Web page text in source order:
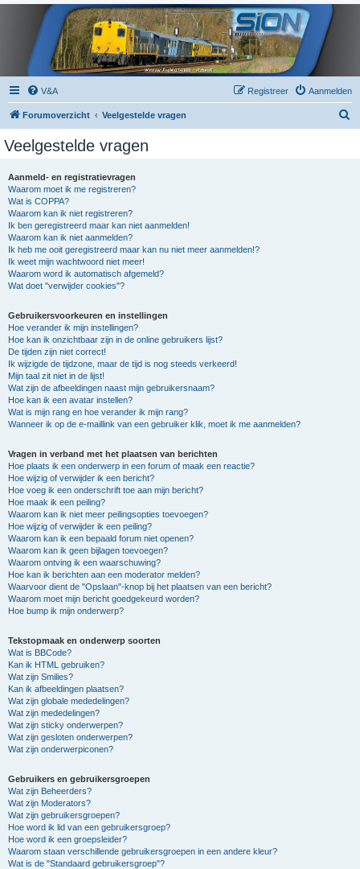
V&A Aanmelden
Registreer
Forumoverzicht Veelgestelde vragen
Veelgestelde vragen
Aanmeld- en registratievragen
Waarom moet ik me registreren?
Wat is COPPA?
Waarom kan ik niet registreren?
Ik ben geregistreerd maar kan niet aanmelden!
Waarom kan ik niet aanmelden?
Ik heb me ooit geregistreerd maar kan nu niet meer aanmelden!?
Ik weet mijn wachtwoord niet meer!
Waarom word ik automatisch afgemeld?
Wat doet "verwijder cookies"?
Gebruikersvoorkeuren en instellingen
Hoe verander ik mijn instellingen?
Hoe kan ik onzichtbaar zijn in de online gebruikers lijst?
De tijden zijn niet correct!
Ik wijzigde de tijdzone, maar de tijd is nog steeds verkeerd!
Mijn taal zit niet in de lijst!
Wat zijn de afbeeldingen naast mijn gebruikersnaam?
Hoe kan ik een avatar instellen?
Wat is mijn rang en hoe verander ik mijn rang?
Wanneer ik op de e-maillink van een gebruiker klik, moet ik me aanmelden?
Vragen in verband met het plaatsen van berichten
Hoe plaats ik een onderwerp in een forum of maak een reactie?
Hoe wijzig of verwijder ik een bericht?
Hoe voeg ik een onderschrift toe aan mijn bericht?
Hoe maak ik een peiling?
Waarom kan ik niet meer peilingsopties toevoegen?
Hoe wijzig of verwijder ik een peiling?
Waarom kan ik een bepaald forum niet openen?
Waarom kan ik geen bijlagen toevoegen?
Waarom ontving ik een waarschuwing?
Hoe kan ik berichten aan een moderator melden?
Waarvoor dient de "Opslaan"-knop bij het plaatsen van een bericht?
Waarom moet mijn bericht goedgekeurd worden?
Hoe bump ik mijn onderwerp?
Tekstopmaak en onderwerp soorten
Wat is BBCode?
Kan ik HTML gebruiken?
Wat zijn Smilies?
Kan ik afbeeldingen plaatsen?
Wat zijn globale mededelingen?
Wat zijn mededelingen?
Wat zijn sticky onderwerpen?
Wat zijn gesloten onderwerpen?
Wat zijn onderwerpiconen?
Gebruikers en gebruikersgroepen
Wat zijn Beheerders?
Wat zijn Moderators?
Wat zijn gebruikersgroepen?
Hoe word ik lid van een gebruikersgroep?
Hoe word ik een groepsleider?
Waarom staan verschillende gebruikersgroepen in een andere kleur?
Wat is de "Standaard gebruikersgroep"?